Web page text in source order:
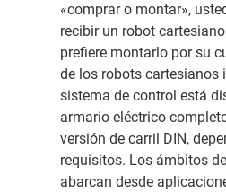
«comprar o montar»,
recibir un robot
prefiere montarlo por su
de los robots cartesianos
sistema de control está
armario eléctrico
versión de carril DIN,
requisitos. Los ámbitos
abarcan desde